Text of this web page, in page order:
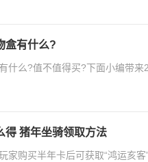
盒有什么?
什么?值不值得买?下面小编带来
得 猪年坐骑领取方法
家购买半年卡后可获取“鸿运亥